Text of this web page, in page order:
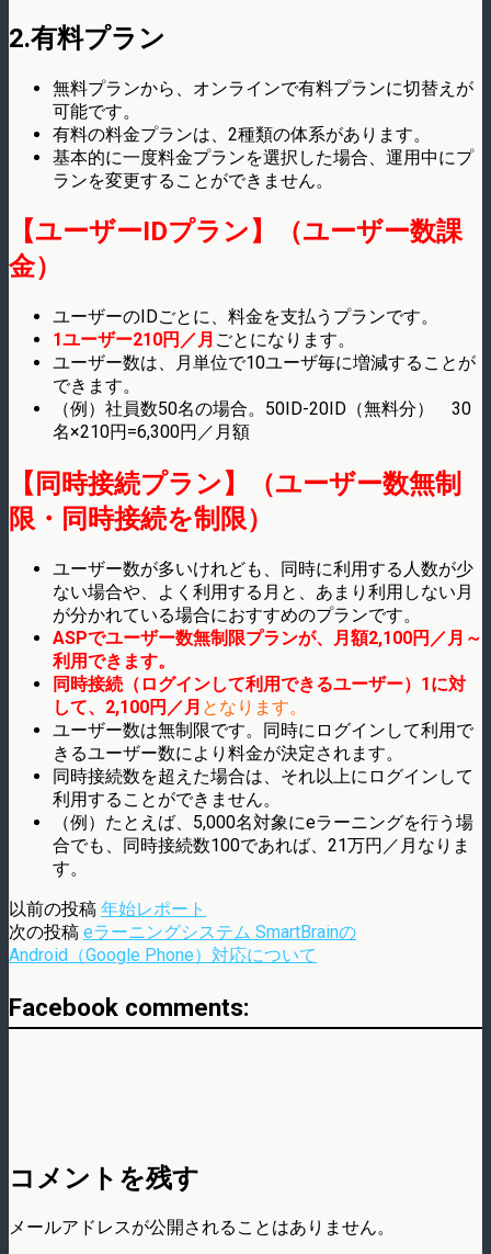
2.有料プラン
無料プランから、オンラインで有料プランに切替えが
可能です。
有料の料金プランは、2種類の体系があります。
基本的に一度料金プランを選択した場合、運用中にプ
ランを変更することができません。
【ユーザーIDプラン】（ユーザー数課
金）
ユーザーのIDごとに、料金を支払うプランです。
1ユーザー210円／月 ごとになります。
ユーザー数は、月単位で10ユーザ毎に増減することが
できます。
（例）社員数50名の場合。50ID-20ID（無料分） 30
名×210円=6,300円／月額
【同時接続プラン】（ユーザー数無制
限・同時接続を制限）
ユーザー数が多いけれども、同時に利用する人数が少
ない場合や、よく利用する月と、あまり利用しない月
が分かれている場合におすすめのプランです。
ASPでユーザー数無制限プランが、月額2,100円／月～
利用できます。
同時接続（ログインして利用できるユーザー）1に対
して、2,100円／月 となります。
ユーザー数は無制限です。同時にログインして利用で
きるユーザー数により料金が決定されます。
同時接続数を超えた場合は、それ以上にログインして
利用することができません。
（例）たとえば、5,000名対象にeラーニングを行う場
合でも、同時接続数100であれば、21万円／月なりま
す。
以前の投稿 年始レポート
次の投稿 eラーニングシステム SmartBrainの
Android（Google Phone）対応について
Facebook comments:
コメントを残す
メールアドレスが公開されることはありません。